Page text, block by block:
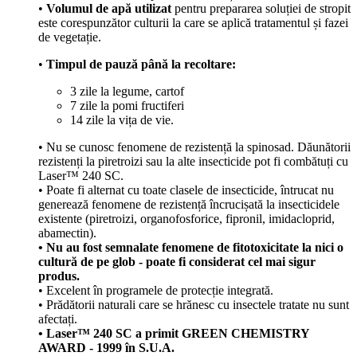
• Volumul de apă utilizat pentru prepararea soluției de stropit
este corespunzător culturii la care se aplică tratamentul și fazei
de vegetație.
• Timpul de pauză până la recoltare:
3 zile la legume, cartof
7 zile la pomi fructiferi
14 zile la vița de vie.
• Nu se cunosc fenomene de rezistență la spinosad. Dăunătorii
rezistenți la piretroizi sau la alte insecticide pot fi combătuți cu
Laser™ 240 SC.
• Poate fi alternat cu toate clasele de insecticide, întrucat nu
generează fenomene de rezistență încrucișată la insecticidele
existente (piretroizi, organofosforice, fipronil, imidacloprid,
abamectin).
• Nu au fost semnalate fenomene de fitotoxicitate la nici o
cultură de pe glob - poate fi considerat cel mai sigur
produs.
• Excelent în programele de protecție integrată.
• Prădătorii naturali care se hrănesc cu insectele tratate nu sunt
afectați.
• Laser™ 240 SC a primit GREEN CHEMISTRY
AWARD - 1999 în S.U.A.